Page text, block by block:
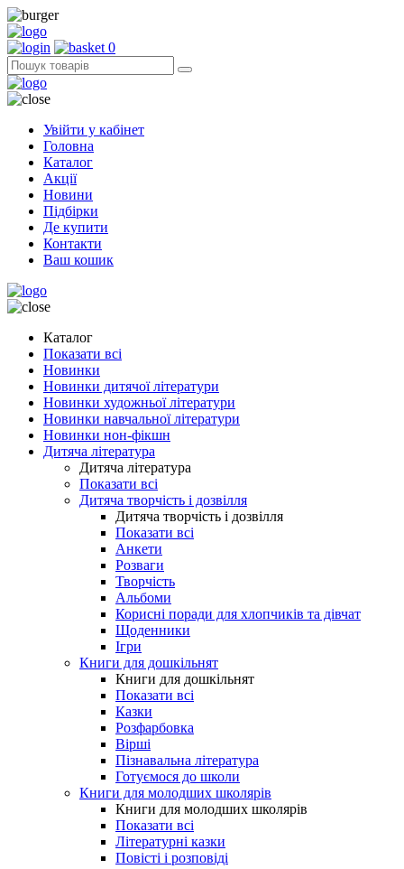
0
Увійти у кабінет
Головна
Каталог
Акції
Новини
Підбірки
Де купити
Контакти
Ваш кошик
Каталог
Показати всі
Новинки
Новинки дитячої літератури
Новинки художньої літератури
Новинки навчальної літератури
Новинки нон-фікшн
Дитяча література
Дитяча література
Показати всі
Дитяча творчість і дозвілля
Дитяча творчість і дозвілля
Показати всі
Анкети
Розваги
Творчість
Альбоми
Корисні поради для хлопчиків та дівчат
Щоденники
Ігри
Книги для дошкільнят
Книги для дошкільнят
Показати всі
Казки
Розфарбовка
Вірші
Пізнавальна література
Готуємося до школи
Книги для молодших школярів
Книги для молодших школярів
Показати всі
Літературні казки
Повісті і розповіді